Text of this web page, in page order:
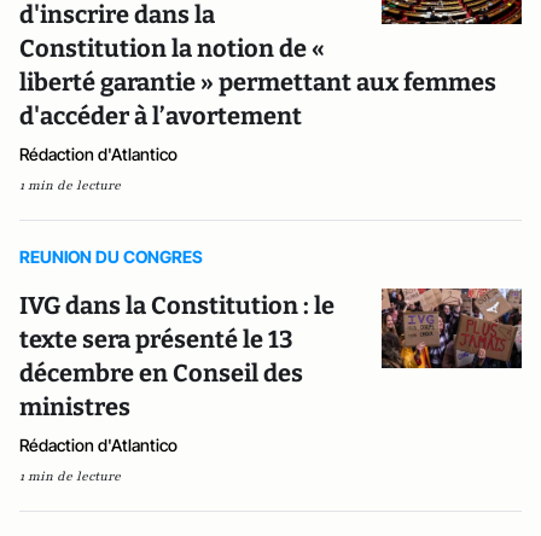
d'inscrire dans la
Constitution la notion de «
liberté garantie » permettant aux femmes
d'accéder à l’avortement
Rédaction d'Atlantico
1 min de lecture
REUNION DU CONGRES
IVG dans la Constitution : le
texte sera présenté le 13
décembre en Conseil des
ministres
Rédaction d'Atlantico
1 min de lecture